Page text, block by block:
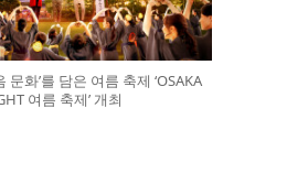
문화’를 담은 여름 축제 ‘OSAKA
여름 축제’ 개최